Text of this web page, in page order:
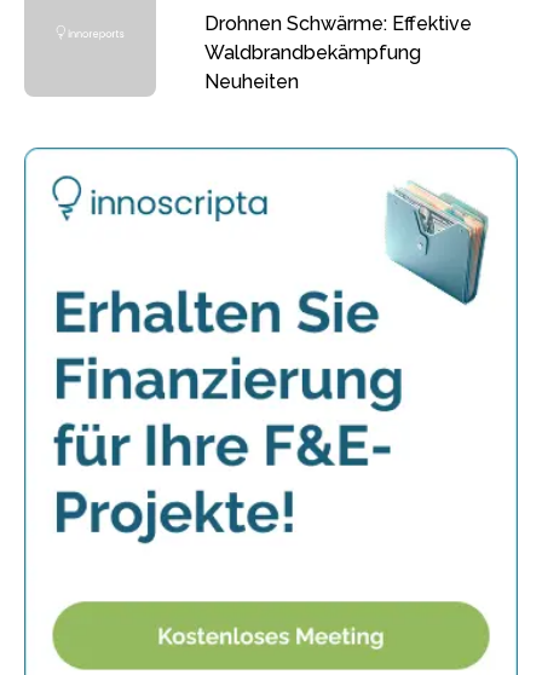
Drohnen Schwärme: Effektive
Waldbrandbekämpfung
Neuheiten